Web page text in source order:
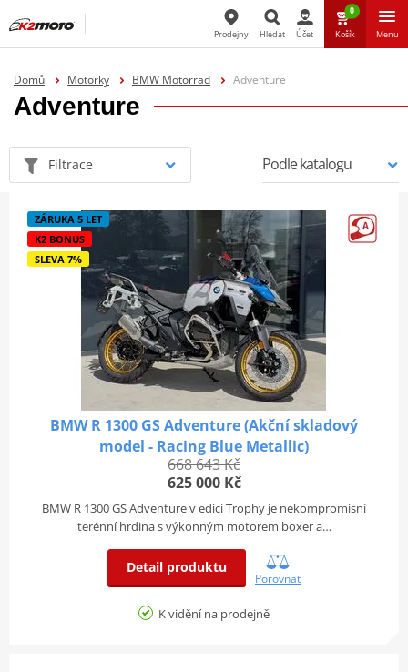
Prodejny Hledat Účet
0
Košík Menu
Domů Motorky BMW Motorrad Adventure
Adventure
Filtrace
ZÁRUKA 5 LET
K2 BONUS
SLEVA 7%
BMW R 1300 GS Adventure (Akční skladový
model - Racing Blue Metallic)
668 643 Kč
625 000 Kč
BMW R 1300 GS Adventure v edici Trophy je nekompromisní
terénní hrdina s výkonným motorem boxer a…
Detail produktu
Porovnat
K vidění na prodejně